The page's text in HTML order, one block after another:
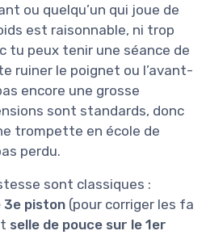
ou quelqu’un qui joue de
est raisonnable, ni trop
tu peux tenir une séance de
ruiner le poignet ou l’avant-
encore une grosse
sont standards, donc
trompette en école de
perdu.
sont classiques :
3e piston (pour corriger les fa
selle de pouce sur le 1er